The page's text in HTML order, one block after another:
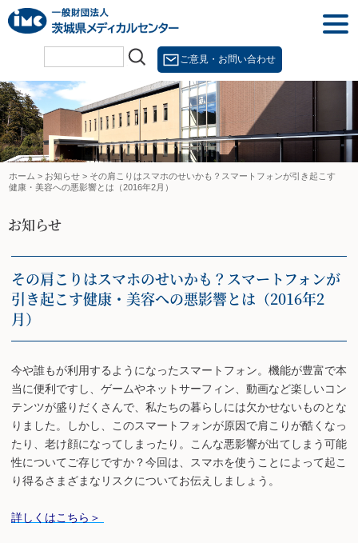
Skip
to
content
ご意見・お問い合わせ
ホーム > お知らせ > その肩こりはスマホのせいかも？スマートフォンが引き起こす
健康・美容への悪影響とは（2016年2月）
お知らせ
その肩こりはスマホのせいかも？スマートフォンが
引き起こす健康・美容への悪影響とは（2016年2
月）
今や誰もが利用するようになったスマートフォン。機能が豊富で本
当に便利ですし、ゲームやネットサーフィン、動画など楽しいコン
テンツが盛りだくさんで、私たちの暮らしには欠かせないものとな
りました。しかし、このスマートフォンが原因で肩こりが酷くなっ
たり、老け顔になってしまったり。こんな悪影響が出てしまう可能
性についてご存じですか？今回は、スマホを使うことによって起こ
り得るさまざまなリスクについてお伝えしましょう。
詳しくはこちら＞